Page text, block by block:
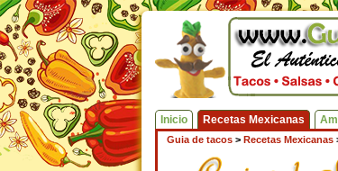
Inicio Recetas Mexicanas
Guia de tacos > Recetas Mexicanas